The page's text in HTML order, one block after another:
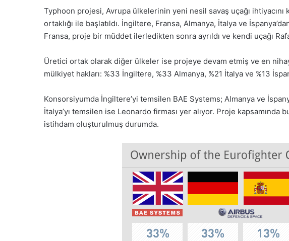
Typhoon projesi, Avrupa ülkelerinin yeni nesil savaş uçağı ihtiyacını
ortaklığı ile başlatıldı. İngiltere, Fransa, Almanya, İtalya ve
Fransa, proje bir müddet ilerledikten sonra ayrıldı ve kendi uçağı
Üretici ortak olarak diğer ülkeler ise projeye devam etmiş ve en
mülkiyet hakları: %33 İngiltere, %33 Almanya, %21 İtalya ve %13
Konsorsiyumda İngiltere’yi temsilen BAE Systems; Almanya ve
İtalya’yı temsilen ise Leonardo firması yer alıyor. Proje
istihdam oluşturulmuş durumda.